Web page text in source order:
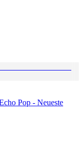
Pop - Neueste